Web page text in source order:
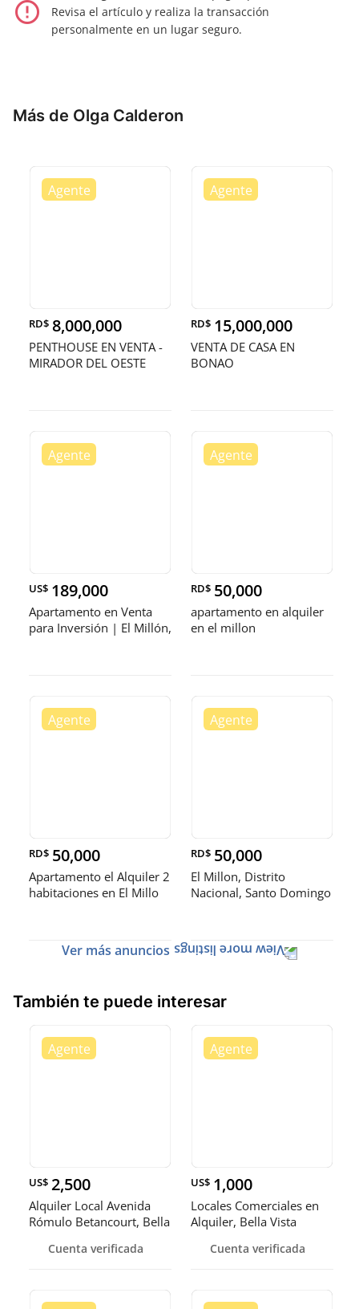
error_outline
Revisa el artículo y realiza la transacción
personalmente en un lugar seguro.
Más de Olga Calderon
RD$ 8,000,000
PENTHOUSE EN VENTA -
MIRADOR DEL OESTE
RD$ 15,000,000
VENTA DE CASA EN
BONAO
US$ 189,000
Apartamento en Venta
para Inversión | El Millón,
RD$ 50,000
apartamento en alquiler
en el millon
RD$ 50,000
Apartamento el Alquiler 2
habitaciones en El Millo
RD$ 50,000
El Millon, Distrito
Nacional, Santo Domingo
Ver más anuncios
También te puede interesar
US$ 2,500
Alquiler Local Avenida
Rómulo Betancourt, Bella
Cuenta verificada
US$ 1,000
Locales Comerciales en
Alquiler, Bella Vista
Cuenta verificada